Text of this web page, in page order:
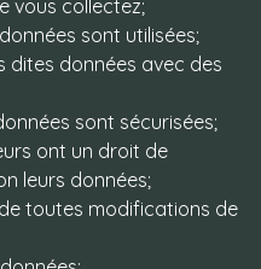
vous collectez;
sont utilisées;
données avec des
sont sécurisées;
ont un droit de
leurs données;
toutes modifications de